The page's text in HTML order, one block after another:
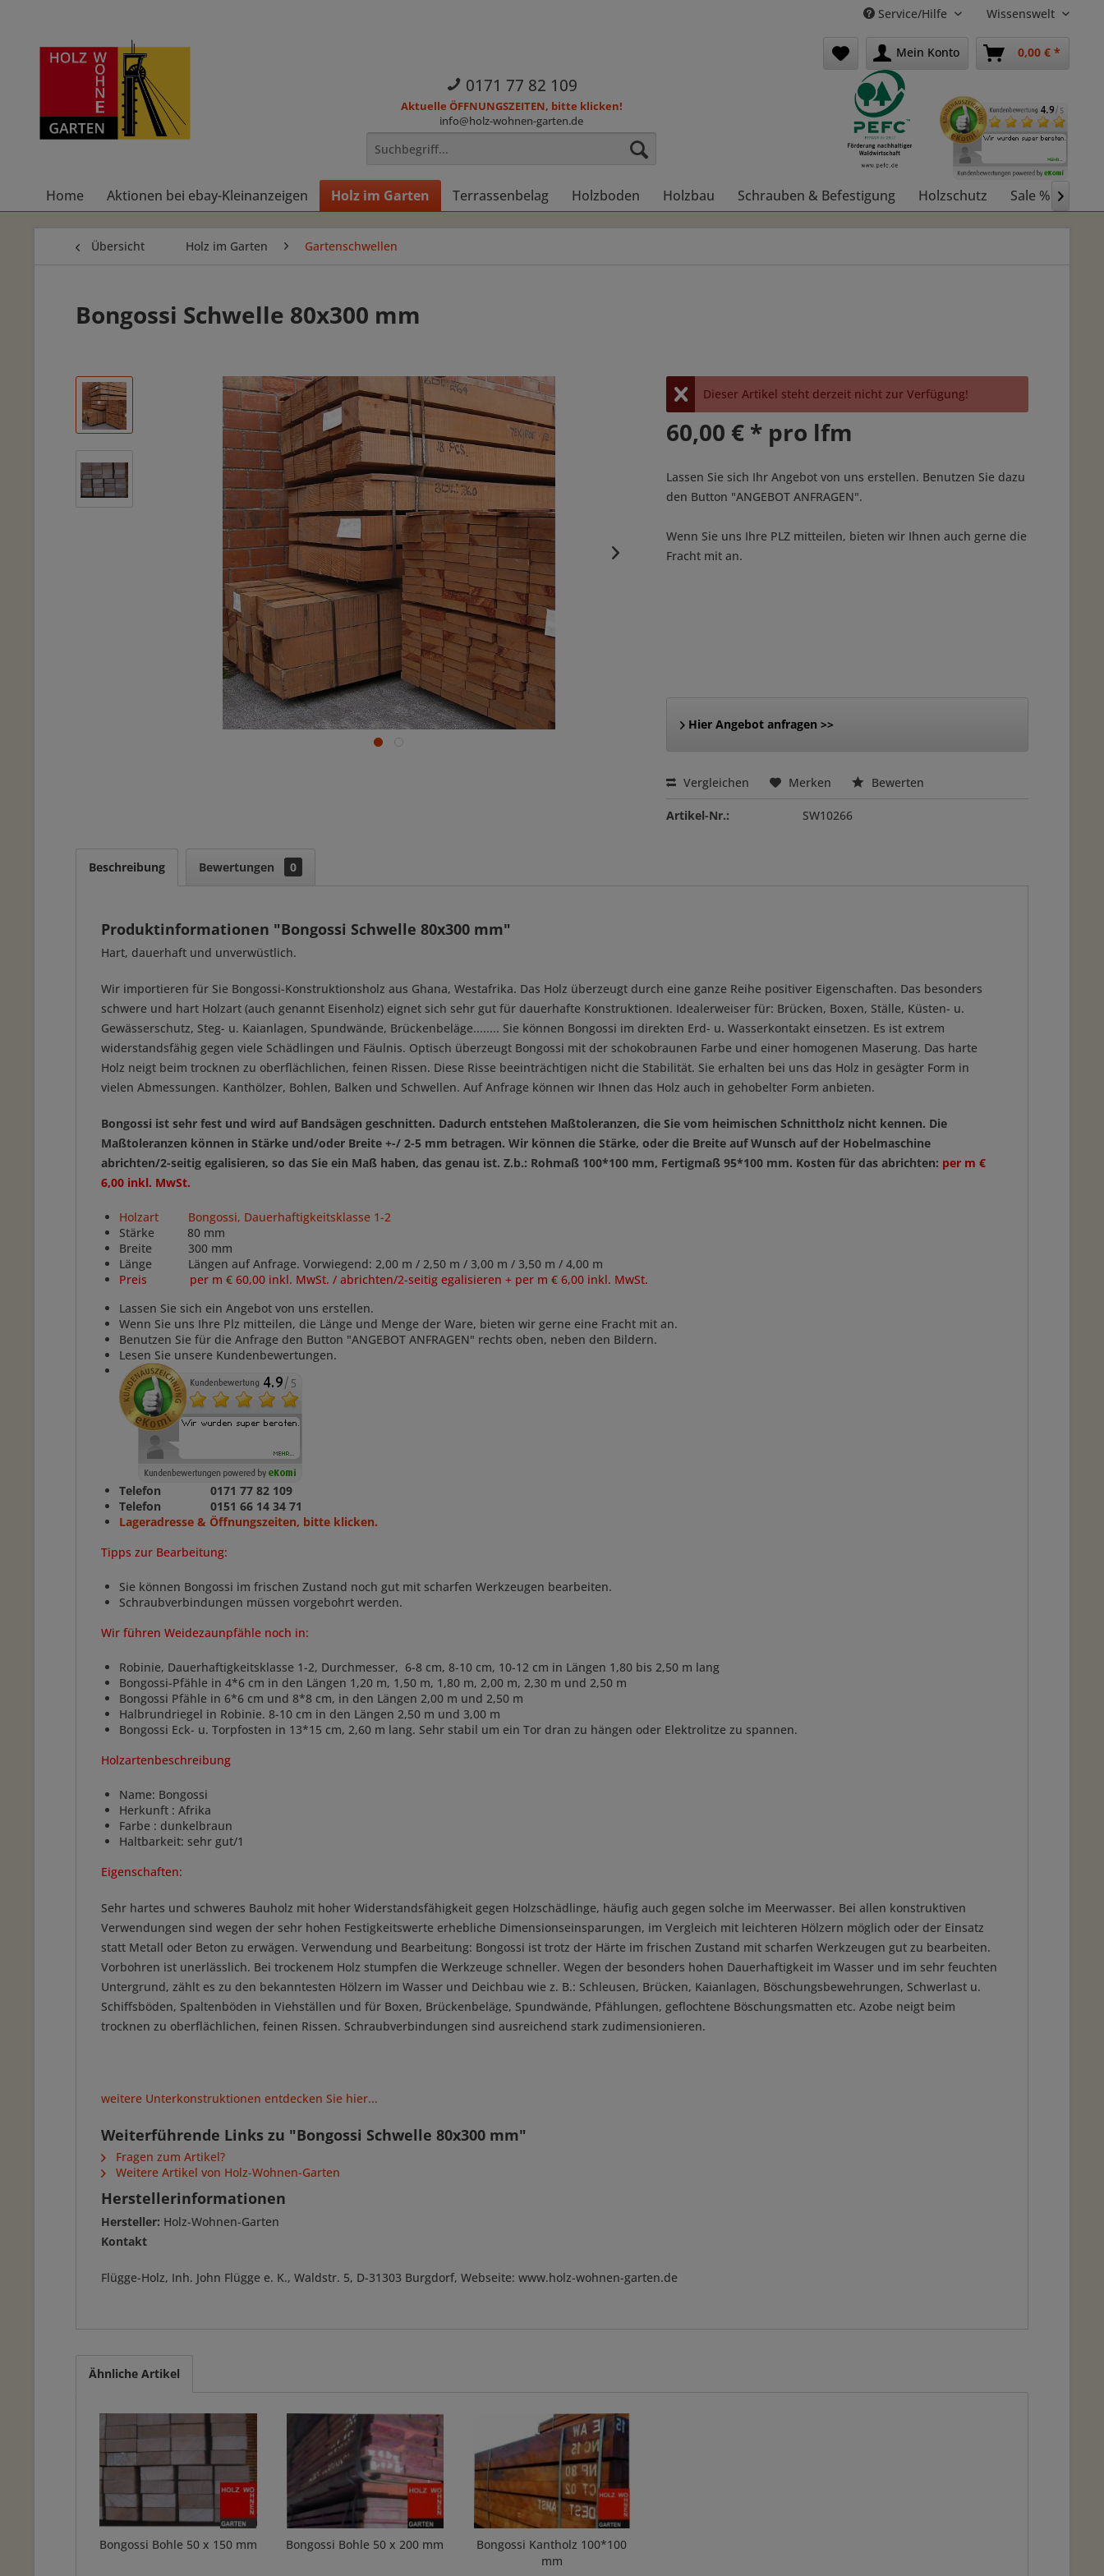
Service/Hilfe Wissenswelt
Mein Konto 0,00 € *
0171 77 82 109
Aktuelle ÖFFNUNGSZEITEN, bitte klicken!
info@holz-wohnen-garten.de
Home Aktionen bei ebay-Kleinanzeigen Holz im Garten Terrassenbelag Holzboden Holzbau Schrauben & Befestigung Holzschutz Sale % 
Übersicht Holz im Garten Gartenschwellen
Bongossi Schwelle 80x300 mm
Dieser Artikel steht derzeit nicht zur Verfügung!
60,00 € * pro lfm
Lassen Sie sich Ihr Angebot von uns erstellen. Benutzen Sie dazu
den Button "ANGEBOT ANFRAGEN".
Wenn Sie uns Ihre PLZ mitteilen, bieten wir Ihnen auch gerne die
Fracht mit an.
Hier Angebot anfragen >>
Vergleichen Merken Bewerten
Artikel-Nr.: SW10266
Beschreibung Bewertungen 0
Produktinformationen "Bongossi Schwelle 80x300 mm"
Hart, dauerhaft und unverwüstlich.
Wir importieren für Sie Bongossi-Konstruktionsholz aus Ghana, Westafrika. Das Holz überzeugt durch eine ganze Reihe positiver Eigenschaften. Das besonders
schwere und hart Holzart (auch genannt Eisenholz) eignet sich sehr gut für dauerhafte Konstruktionen. Idealerweiser für: Brücken, Boxen, Ställe, Küsten- u.
Gewässerschutz, Steg- u. Kaianlagen, Spundwände, Brückenbeläge........ Sie können Bongossi im direkten Erd- u. Wasserkontakt einsetzen. Es ist extrem
widerstandsfähig gegen viele Schädlingen und Fäulnis. Optisch überzeugt Bongossi mit der schokobraunen Farbe und einer homogenen Maserung. Das harte
Holz neigt beim trocknen zu oberflächlichen, feinen Rissen. Diese Risse beeinträchtigen nicht die Stabilität. Sie erhalten bei uns das Holz in gesägter Form in
vielen Abmessungen. Kanthölzer, Bohlen, Balken und Schwellen. Auf Anfrage können wir Ihnen das Holz auch in gehobelter Form anbieten.
Bongossi ist sehr fest und wird auf Bandsägen geschnitten. Dadurch entstehen Maßtoleranzen, die Sie vom heimischen Schnittholz nicht kennen. Die
Maßtoleranzen können in Stärke und/oder Breite +-/ 2-5 mm betragen. Wir können die Stärke, oder die Breite auf Wunsch auf der Hobelmaschine
abrichten/2-seitig egalisieren, so das Sie ein Maß haben, das genau ist. Z.b.: Rohmaß 100*100 mm, Fertigmaß 95*100 mm. Kosten für das abrichten: per m €
6,00 inkl. MwSt.
Holzart Bongossi, Dauerhaftigkeitsklasse 1-2
Stärke 80 mm
Breite 300 mm
Länge Längen auf Anfrage. Vorwiegend: 2,00 m / 2,50 m / 3,00 m / 3,50 m / 4,00 m
Preis per m € 60,00 inkl. MwSt. / abrichten/2-seitig egalisieren + per m € 6,00 inkl. MwSt.
Lassen Sie sich ein Angebot von uns erstellen.
Wenn Sie uns Ihre Plz mitteilen, die Länge und Menge der Ware, bieten wir gerne eine Fracht mit an.
Benutzen Sie für die Anfrage den Button "ANGEBOT ANFRAGEN" rechts oben, neben den Bildern.
Lesen Sie unsere Kundenbewertungen.
Telefon 0171 77 82 109
Telefon 0151 66 14 34 71
Lageradresse & Öffnungszeiten, bitte klicken.
Tipps zur Bearbeitung:
Sie können Bongossi im frischen Zustand noch gut mit scharfen Werkzeugen bearbeiten.
Schraubverbindungen müssen vorgebohrt werden.
Wir führen Weidezaunpfähle noch in:
Robinie, Dauerhaftigkeitsklasse 1-2, Durchmesser, 6-8 cm, 8-10 cm, 10-12 cm in Längen 1,80 bis 2,50 m lang
Bongossi-Pfähle in 4*6 cm in den Längen 1,20 m, 1,50 m, 1,80 m, 2,00 m, 2,30 m und 2,50 m
Bongossi Pfähle in 6*6 cm und 8*8 cm, in den Längen 2,00 m und 2,50 m
Halbrundriegel in Robinie. 8-10 cm in den Längen 2,50 m und 3,00 m
Bongossi Eck- u. Torpfosten in 13*15 cm, 2,60 m lang. Sehr stabil um ein Tor dran zu hängen oder Elektrolitze zu spannen.
Holzartenbeschreibung
Name: Bongossi
Herkunft : Afrika
Farbe : dunkelbraun
Haltbarkeit: sehr gut/1
Eigenschaften:
Sehr hartes und schweres Bauholz mit hoher Widerstandsfähigkeit gegen Holzschädlinge, häufig auch gegen solche im Meerwasser. Bei allen konstruktiven
Verwendungen sind wegen der sehr hohen Festigkeitswerte erhebliche Dimensionseinsparungen, im Vergleich mit leichteren Hölzern möglich oder der Einsatz
statt Metall oder Beton zu erwägen. Verwendung und Bearbeitung: Bongossi ist trotz der Härte im frischen Zustand mit scharfen Werkzeugen gut zu bearbeiten.
Vorbohren ist unerlässlich. Bei trockenem Holz stumpfen die Werkzeuge schneller. Wegen der besonders hohen Dauerhaftigkeit im Wasser und im sehr feuchten
Untergrund, zählt es zu den bekanntesten Hölzern im Wasser und Deichbau wie z. B.: Schleusen, Brücken, Kaianlagen, Böschungsbewehrungen, Schwerlast u.
Schiffsböden, Spaltenböden in Viehställen und für Boxen, Brückenbeläge, Spundwände, Pfählungen, geflochtene Böschungsmatten etc. Azobe neigt beim
trocknen zu oberflächlichen, feinen Rissen. Schraubverbindungen sind ausreichend stark zudimensionieren.
weitere Unterkonstruktionen entdecken Sie hier...
Weiterführende Links zu "Bongossi Schwelle 80x300 mm"
Fragen zum Artikel?
Weitere Artikel von Holz-Wohnen-Garten
Herstellerinformationen
Hersteller: Holz-Wohnen-Garten
Kontakt
Flügge-Holz, Inh. John Flügge e. K., Waldstr. 5, D-31303 Burgdorf, Webseite: www.holz-wohnen-garten.de
Ähnliche Artikel
Bongossi Bohle 50 x 150 mm Bongossi Bohle 50 x 200 mm
Bongossi Kantholz 100*100
mm